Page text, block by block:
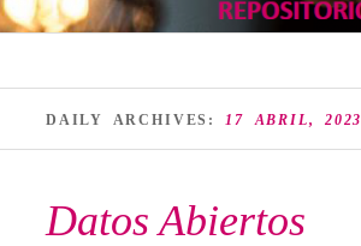
DAILY ARCHIVES:17 ABRIL, 2023
Datos Abiertos